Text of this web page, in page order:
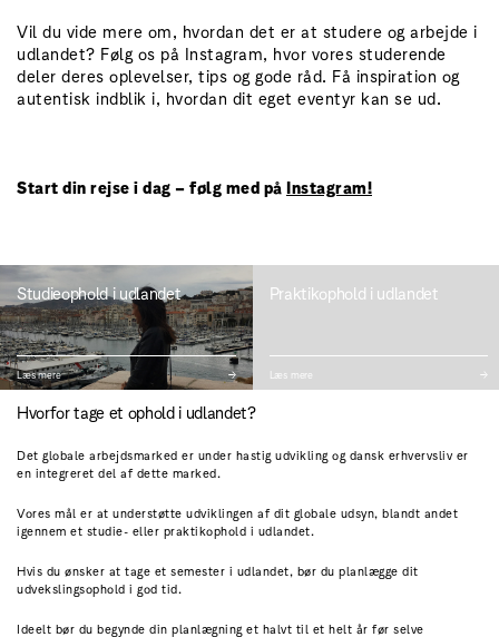
Vil du vide mere om, hvordan det er at studere og arbejde i
udlandet? Følg os på Instagram, hvor vores studerende
deler deres oplevelser, tips og gode råd. Få inspiration og
autentisk indblik i, hvordan dit eget eventyr kan se ud.
Start din rejse i dag – følg med på Instagram!
Studieophold i udlandet
Læs mere
Praktikophold i udlandet
Læs mere
Hvorfor tage et ophold i udlandet?
Det globale arbejdsmarked er under hastig udvikling og dansk erhvervsliv er
en integreret del af dette marked.
Vores mål er at understøtte udviklingen af dit globale udsyn, blandt andet
igennem et studie- eller praktikophold i udlandet.
Hvis du ønsker at tage et semester i udlandet, bør du planlægge dit
udvekslingsophold i god tid.
Ideelt bør du begynde din planlægning et halvt til et helt år før selve